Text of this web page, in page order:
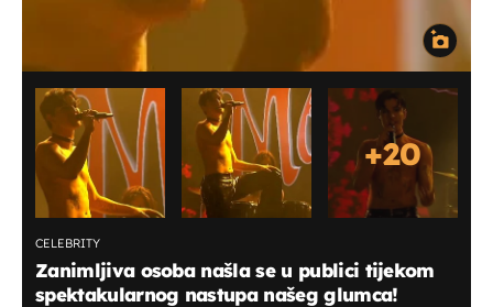
+20
CELEBRITY
Zanimljiva osoba našla se u publici tijekom
spektakularnog nastupa našeg glumca!